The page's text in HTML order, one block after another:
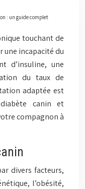
: un guide complet
touchant de
une incapacité du
d’insuline, une
du taux de
adaptée est
canin et
compagnon à
divers facteurs,
l’obésité,